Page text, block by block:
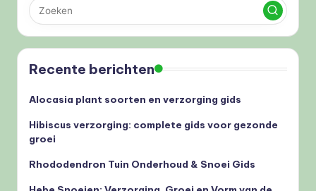
Recente berichten
Alocasia plant soorten en verzorging gids
Hibiscus verzorging: complete gids voor gezonde
groei
Rhododendron Tuin Onderhoud & Snoei Gids